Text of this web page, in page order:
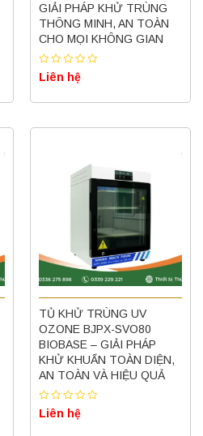
GIẢI PHÁP KHỬ TRÙNG
THÔNG MINH, AN TOÀN
CHO MỌI KHÔNG GIAN
Liên hệ
TỦ KHỬ TRÙNG UV
OZONE BJPX-SVO80
BIOBASE – GIẢI PHÁP
KHỬ KHUẨN TOÀN DIỆN,
AN TOÀN VÀ HIỆU QUẢ
Liên hệ